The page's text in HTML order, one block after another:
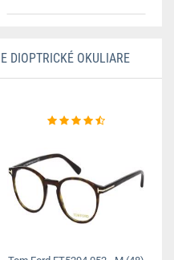
DIOPTRICKÉ OKULIARE